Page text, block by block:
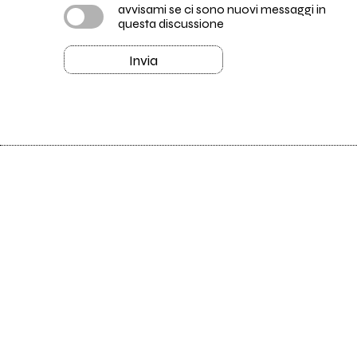
avvisami se ci sono nuovi messaggi in
questa discussione
Invia